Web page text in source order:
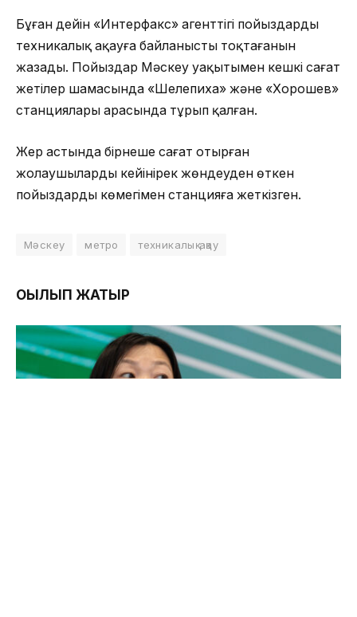
Бұған дейін «Интерфакс» агенттігі пойыздардың
техникалық ақауға байланысты тоқтағанын
жазады. Пойыздар Мәскеу уақытымен кешкі сағат
жетілер шамасында «Шелепиха» және «Хорошев»
станциялары арасында тұрып қалған.
Жер астында бірнеше сағат отырған
жолаушыларды кейінірек жөндеуден өткен
пойыздардың көмегімен станцияға жеткізген.
Мәскеу метро техникалық ақау
ОҚЫЛЫП ЖАТЫР